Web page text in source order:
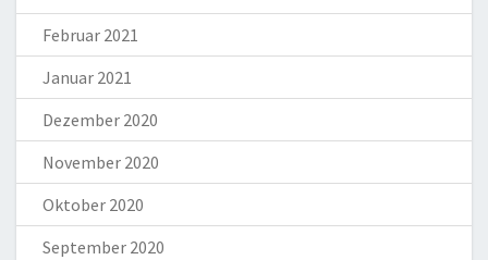
Februar 2021
Januar 2021
Dezember 2020
November 2020
Oktober 2020
September 2020